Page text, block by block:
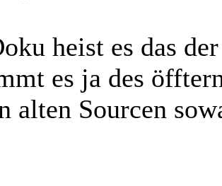
heist es das
es ja des
alten Sourcen